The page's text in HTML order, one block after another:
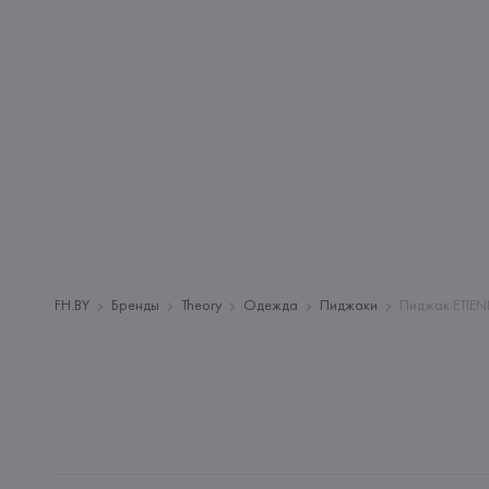
FH.BY Бренды Theory Одежда Пиджаки Пиджак